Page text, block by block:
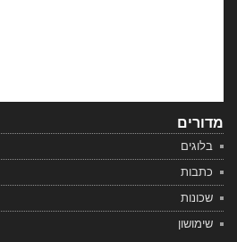
מדורים
בלוגים
כתבות
שכונות
שימושון